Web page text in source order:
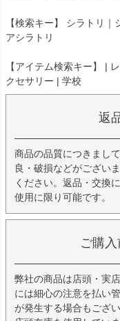
【検索キー】 シラトリ
アシラトリ
【アイテム検索キー】 |
クセサリー | 学校
返
商品の品質につきまし
良・破損などがござい
ください。返品・交換
使用に限り可能です。
ご購
弊社の商品は店頭・実
には細心の注意を払い
が発生する場合もござ